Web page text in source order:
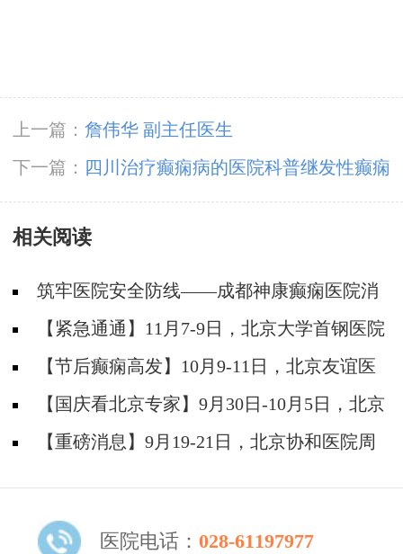
上一篇： 詹伟华 副主任医生
下一篇： 四川治疗癫痫病的医院科普继发性癫痫
病会有什么症状?
相关阅读
筑牢医院安全防线——成都神康癫痫医院消
防安全培训纪实
【紧急通通】11月7-9日，北京大学首钢医院
神经内科胡颖教授亲临成都会诊，破解癫痫疑难
【节后癫痫高发】10月9-11日，北京友谊医
院陈葵博士免费会诊+治疗援助，破解癫痫难
题！
【国庆看北京专家】9月30日-10月5日，北京
天坛&首钢医院两大专家蓉城亲诊+癫痫大额救
【重磅消息】9月19-21日，北京协和医院周
医院电话： 028-61197977